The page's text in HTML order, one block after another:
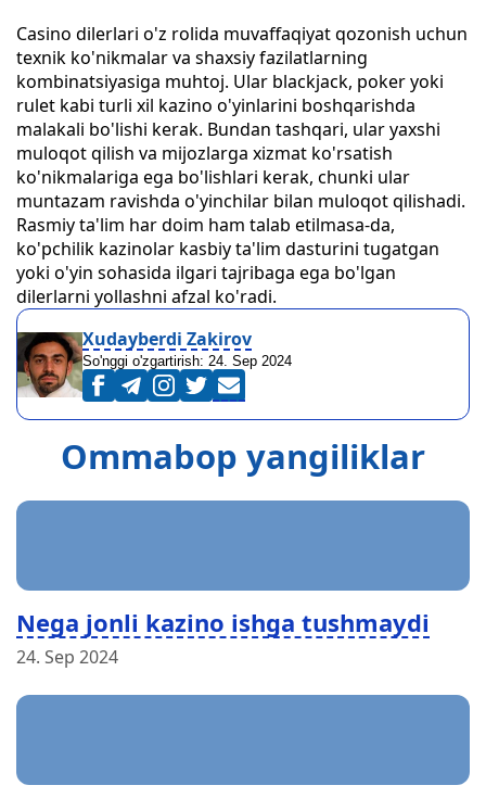
Casino dilerlari o'z rolida muvaffaqiyat qozonish uchun
texnik ko'nikmalar va shaxsiy fazilatlarning
kombinatsiyasiga muhtoj. Ular blackjack, poker yoki
rulet kabi turli xil kazino o'yinlarini boshqarishda
malakali bo'lishi kerak. Bundan tashqari, ular yaxshi
muloqot qilish va mijozlarga xizmat ko'rsatish
ko'nikmalariga ega bo'lishlari kerak, chunki ular
muntazam ravishda o'yinchilar bilan muloqot qilishadi.
Rasmiy ta'lim har doim ham talab etilmasa-da,
ko'pchilik kazinolar kasbiy ta'lim dasturini tugatgan
yoki o'yin sohasida ilgari tajribaga ega bo'lgan
dilerlarni yollashni afzal ko'radi.
Xudayberdi Zakirov
So'nggi o'zgartirish: 24. Sep 2024
Ommabop yangiliklar
Nega jonli kazino ishga tushmaydi
24. Sep 2024